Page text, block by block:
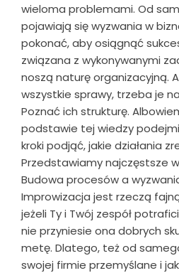
wieloma problemami. Od
pojawiają się wyzwania w
pokonać, aby osiągnąć
związana z wykonywanymi
noszą naturę organizacyjną.
wszystkie sprawy, trzeba je
Poznać ich strukturę.
podstawie tej wiedzy
kroki podjąć, jakie działania
Przedstawiamy najczęstsze
Budowa procesów a
Improwizacja jest rzeczą
jeżeli Ty i Twój zespół
nie przyniesie ona dobrych
metę. Dlatego, też od
swojej firmie przemyślane i